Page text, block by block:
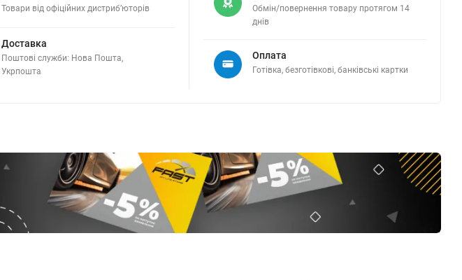
Товари від офіційних дистриб’юторів
Доставка
Поштові служби: Нова Пошта,
Укрпошта
Обмін/повернення товару протягом 14
днів
Оплата
Готівка, безготівкові, банківські картки